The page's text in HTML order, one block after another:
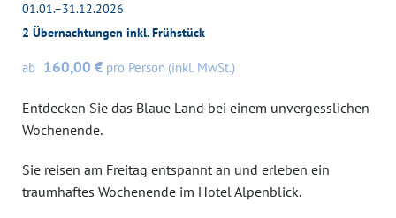
Tagung
Hotel
Urlaub & Freizeit
DE
01.01.–31.12.2026
2 Übernachtungen inkl.Frühstück
ab 160,00 € pro Person (inkl. MwSt.)
Entdecken Sie das Blaue Land bei einem unvergesslichen
Wochenende.
Sie reisen am Freitag entspannt an und erleben ein
traumhaftes Wochenende im Hotel Alpenblick.